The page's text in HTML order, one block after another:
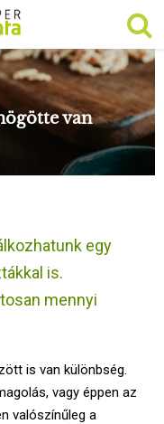
van
egy
is.
mennyi
is van különbség.
vagy éppen az
valószínűleg a